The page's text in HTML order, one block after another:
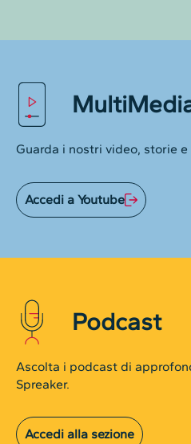
Guarda i nostri video, storie e
Accedi a Youtube
Podcast
Ascolta i podcast di
Spreaker.
Accedi alla sezione